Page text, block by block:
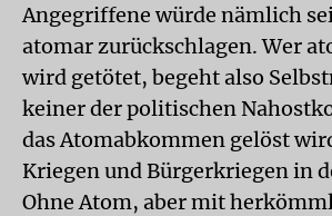
Angegriffene würde nämlich
atomar zurückschlagen. Wer
wird getötet, begeht also
keiner der politischen
das Atomabkommen gelöst
Kriegen und Bürgerkriegen in
Ohne Atom, aber mit